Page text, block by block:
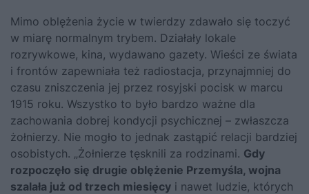
Mimo oblężenia życie w twierdzy zdawało się toczyć
w miarę normalnym trybem. Działały lokale
rozrywkowe, kina, wydawano gazety. Wieści ze świata
i frontów zapewniała też radiostacja, przynajmniej do
czasu zniszczenia jej przez rosyjski pocisk w marcu
1915 roku. Wszystko to było bardzo ważne dla
zachowania dobrej kondycji psychicznej – zwłaszcza
żołnierzy. Nie mogło to jednak zastąpić relacji bardziej
osobistych. „Żołnierze tęsknili za rodzinami. Gdy
rozpoczęło się drugie oblężenie Przemyśla, wojna
szalała już od trzech miesięcy i nawet ludzie, których